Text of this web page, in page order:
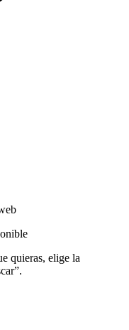
quieras, elige la